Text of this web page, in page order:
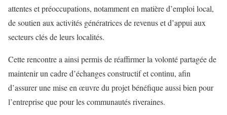
attentes et préoccupations, notamment en matière d’emploi local,
de soutien aux activités génératrices de revenus et d’appui aux
secteurs clés de leurs localités.
Cette rencontre a ainsi permis de réaffirmer la volonté partagée de
maintenir un cadre d’échanges constructif et continu, afin
d’assurer une mise en œuvre du projet bénéfique aussi bien pour
l’entreprise que pour les communautés riveraines.